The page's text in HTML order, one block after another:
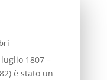
1807 –
è stato un